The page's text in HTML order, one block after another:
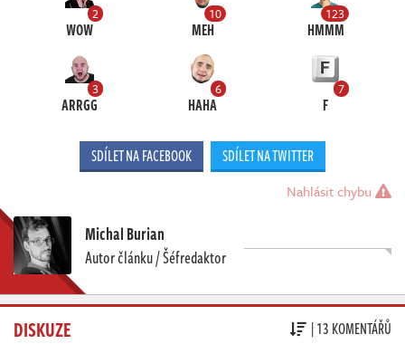
2
WOW
10
MEH
123
HMMM
3
ARRGG
6
HAHA
7
F
SDÍLET NA FACEBOOK SDÍLET NA TWITTER
Nahlásit chybu
Michal Burian
Autor článku / Šéfredaktor
DISKUZE | 13 KOMENTÁŘŮ